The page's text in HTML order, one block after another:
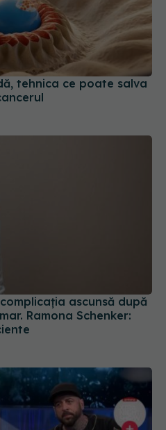
Ramona Schenker: